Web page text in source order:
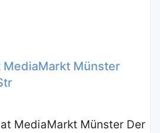
MediaMarkt Münster
MediaMarkt Münster Der